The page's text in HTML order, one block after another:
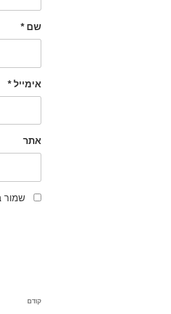
שם *
אימייל *
אתר
שמור
קודם